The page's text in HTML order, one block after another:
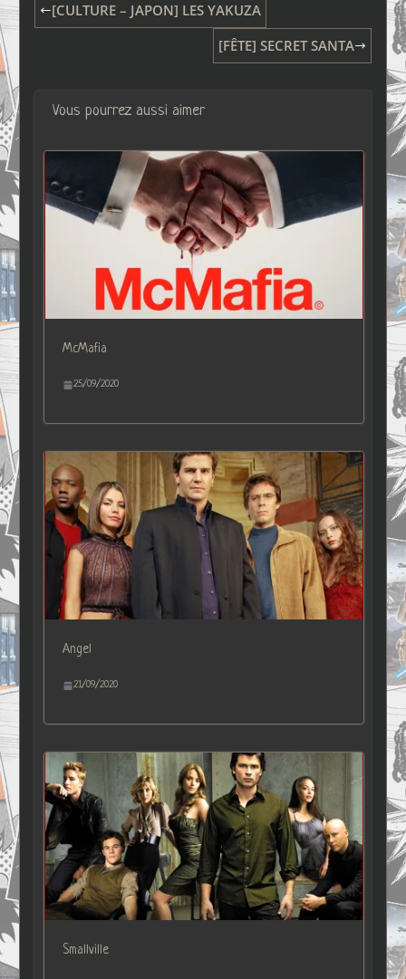
[CULTURE – JAPON] LES YAKUZA
[FÊTE] SECRET SANTA
Vous pourrez aussi aimer
McMafia
25/09/2020
Angel
21/09/2020
Smallville